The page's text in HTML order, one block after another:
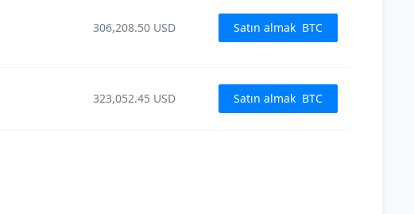
306,208.50 USD Satın almak BTC
323,052.45 USD Satın almak BTC